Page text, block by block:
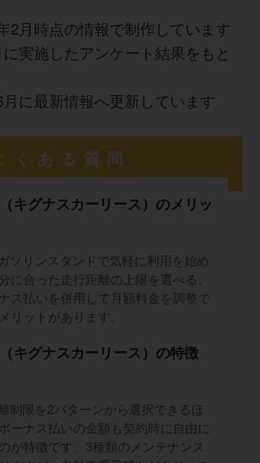
2月 時点の情報で制作しています
実施したアンケート結果をもと
に最新情報へ更新しています
くある質問
キグナスカーリース）のメリッ
ソリンスタンドで気軽に利用を始め
に合った走行距離の上限を選べる、
ス払いを併用して月額料金を調整で
リットがあります。
キグナスカーリース）の特徴
制限を2パターンから選択できるほ
ーナス払いの金額も契約時に自由に
が特徴です。3種類のメンテナンス